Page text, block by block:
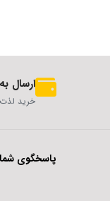
ارسال
خرید
پاسخگوی